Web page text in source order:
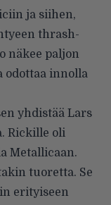
ja siihen,
thrash-
näkee paljon
odottaa innolla
yhdistää Lars
Rickille oli
Metallicaan.
tuoretta. Se
erityiseen